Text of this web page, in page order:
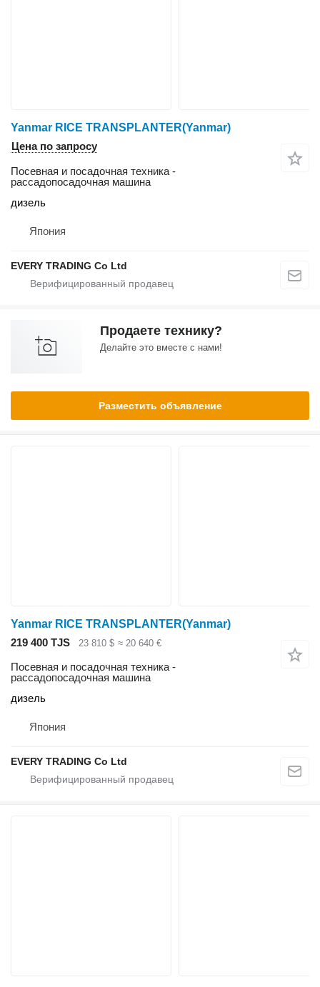
Yanmar RICE TRANSPLANTER(Yanmar)
Цена по запросу
Посевная и посадочная техника -
рассадопосадочная машина
дизель
Япония
EVERY TRADING Co Ltd
Продаете технику?
Делайте это вместе с нами!
Разместить объявление
Yanmar RICE TRANSPLANTER(Yanmar)
219 400 TJS
23 810 $ ≈ 20 640 €
Посевная и посадочная техника -
рассадопосадочная машина
дизель
Япония
EVERY TRADING Co Ltd